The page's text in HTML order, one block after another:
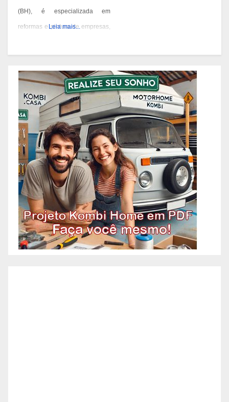
(BH), é especializada em
reformas e pintura de empresas,
experiência desde 1978 e são
conhecidos por seus serviços de
qualidade em BH. Você pode
contatá-los pelos telefones 31
3473-2000, 3357-1961 ou
98687-2000 se você está
pensando em reformar ou pintar
a fachada da sua empresa,
condomínio ou
Leia mais...